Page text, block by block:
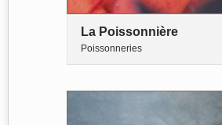
La Poissonnière
Poissonneries